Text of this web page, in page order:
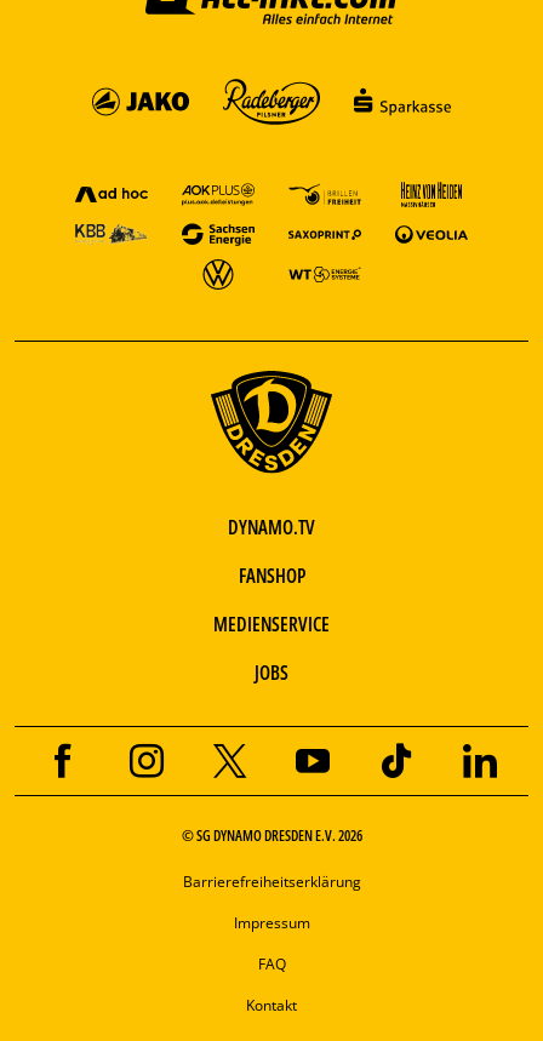
DYNAMO.TV
FANSHOP
MEDIENSERVICE
JOBS
© SG DYNAMO DRESDEN E.V. 2026
Barrierefreiheitserklärung
Impressum
FAQ
Kontakt